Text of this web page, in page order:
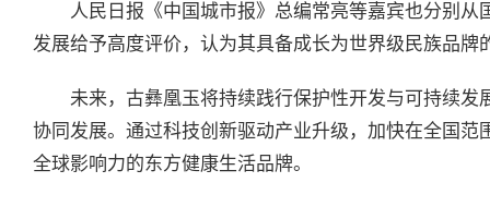
人民日报《中国城市报》总编常亮等嘉宾也分别
发展给予高度评价，认为其具备成长为世界级民族品牌
未来，古彝凰玉将持续践行保护性开发与可持续
协同发展。通过科技创新驱动产业升级，加快在全国
全球影响力的东方健康生活品牌。